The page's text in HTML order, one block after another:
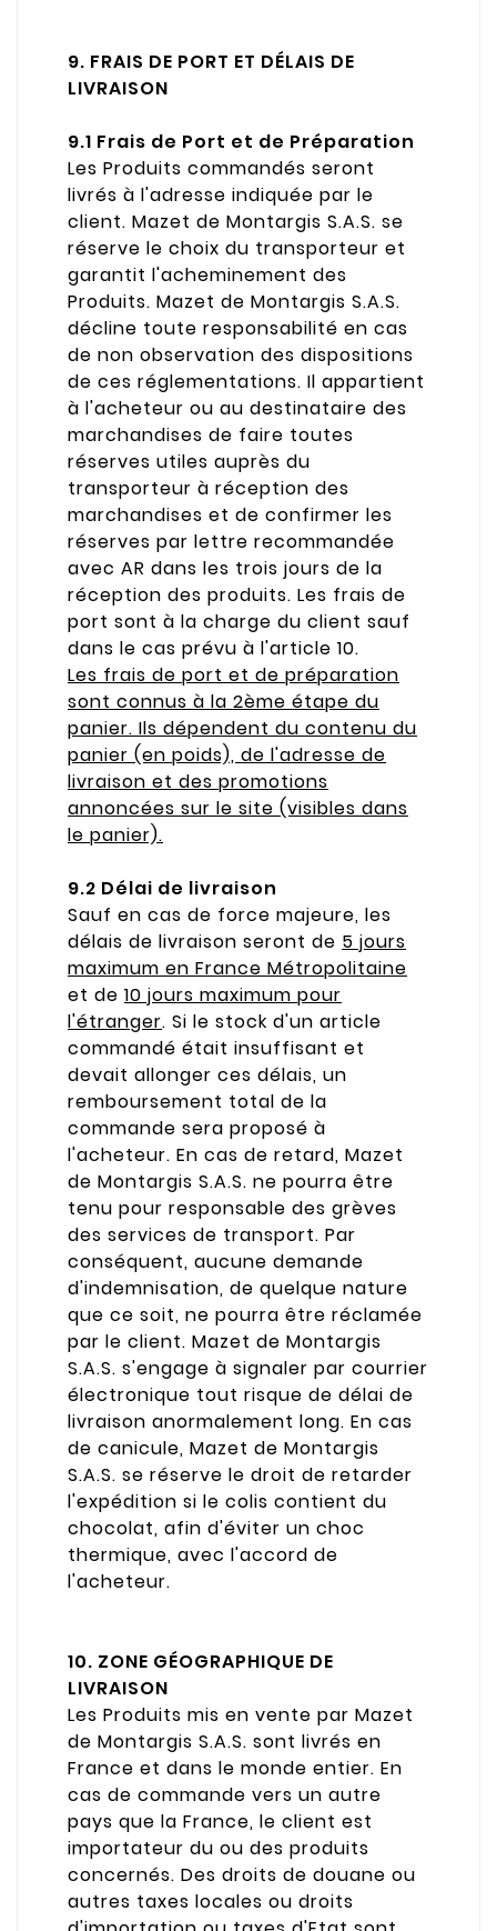
9. FRAIS DE PORT ET DÉLAIS DE
LIVRAISON
9.1 Frais de Port et de Préparation
Les Produits commandés seront
livrés à l'adresse indiquée par le
client. Mazet de Montargis S.A.S. se
réserve le choix du transporteur et
garantit l'acheminement des
Produits. Mazet de Montargis S.A.S.
décline toute responsabilité en cas
de non observation des dispositions
de ces réglementations. Il appartient
à l'acheteur ou au destinataire des
marchandises de faire toutes
réserves utiles auprès du
transporteur à réception des
marchandises et de confirmer les
réserves par lettre recommandée
avec AR dans les trois jours de la
réception des produits. Les frais de
port sont à la charge du client sauf
dans le cas prévu à l'article 10.
Les frais de port et de préparation
sont connus à la 2ème étape du
panier. Ils dépendent du contenu du
panier (en poids), de l'adresse de
livraison et des promotions
annoncées sur le site (visibles dans
le panier).
9.2 Délai de livraison
Sauf en cas de force majeure, les
délais de livraison seront de 5 jours
maximum en France Métropolitaine
et de 10 jours maximum pour
l'étranger. Si le stock d'un article
commandé était insuffisant et
devait allonger ces délais, un
remboursement total de la
commande sera proposé à
l'acheteur. En cas de retard, Mazet
de Montargis S.A.S. ne pourra être
tenu pour responsable des grèves
des services de transport. Par
conséquent, aucune demande
d'indemnisation, de quelque nature
que ce soit, ne pourra être réclamée
par le client. Mazet de Montargis
S.A.S. s'engage à signaler par courrier
électronique tout risque de délai de
livraison anormalement long. En cas
de canicule, Mazet de Montargis
S.A.S. se réserve le droit de retarder
l'expédition si le colis contient du
chocolat, afin d'éviter un choc
thermique, avec l'accord de
l'acheteur.
10. ZONE GÉOGRAPHIQUE DE
LIVRAISON
Les Produits mis en vente par Mazet
de Montargis S.A.S. sont livrés en
France et dans le monde entier. En
cas de commande vers un autre
pays que la France, le client est
importateur du ou des produits
concernés. Des droits de douane ou
autres taxes locales ou droits